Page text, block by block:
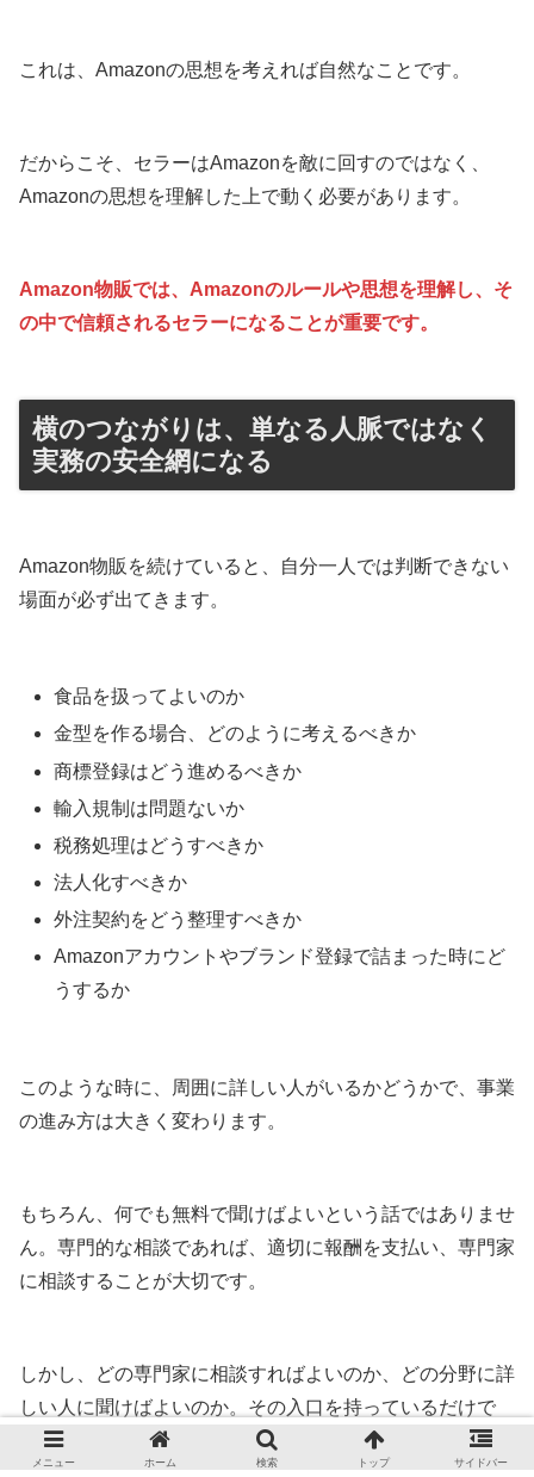
これは、Amazonの思想を考えれば自然なことです。
だからこそ、セラーはAmazonを敵に回すのではなく、
Amazonの思想を理解した上で動く必要があります。
Amazon物販では、Amazonのルールや思想を理解し、そ
の中で信頼されるセラーになることが重要です。
横のつながりは、単なる人脈ではなく
実務の安全網になる
Amazon物販を続けていると、自分一人では判断できない
場面が必ず出てきます。
食品を扱ってよいのか
金型を作る場合、どのように考えるべきか
商標登録はどう進めるべきか
輸入規制は問題ないか
税務処理はどうすべきか
法人化すべきか
外注契約をどう整理すべきか
Amazonアカウントやブランド登録で詰まった時にど
うするか
このような時に、周囲に詳しい人がいるかどうかで、事業
の進み方は大きく変わります。
もちろん、何でも無料で聞けばよいという話ではありませ
ん。専門的な相談であれば、適切に報酬を支払い、専門家
に相談することが大切です。
しかし、どの専門家に相談すればよいのか、どの分野に詳
しい人に聞けばよいのか。その入口を持っているだけで
も、大きな安心材料になります。
メニュー ホーム 検索 トップ サイドバー